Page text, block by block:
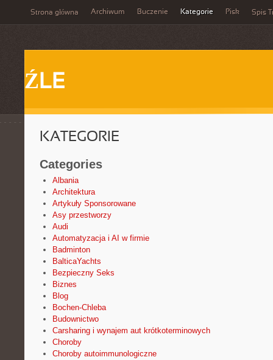
Strona główna Archiwum Buczenie Kategorie Pisk Spis
ŹLE
KATEGORIE
Categories
Albania
Architektura
Artykuły Sponsorowane
Asy przestworzy
Audi
Automatyzacja i AI w firmie
Badminton
BalticaYachts
Bezpieczny Seks
Biznes
Blog
Bochen-Chleba
Budownictwo
Carsharing i wynajem aut krótkoterminowych
Choroby
Choroby autoimmunologiczne